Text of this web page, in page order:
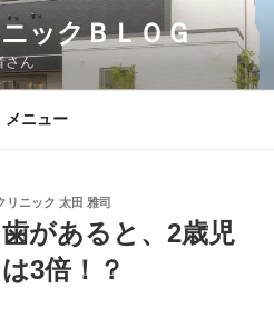
ックＢＬＯＧ
さん
メニュー
リニック 太田 雅司
があると、2歳児
3倍！？